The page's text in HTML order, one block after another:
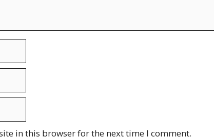
in this browser for the next time I comment.